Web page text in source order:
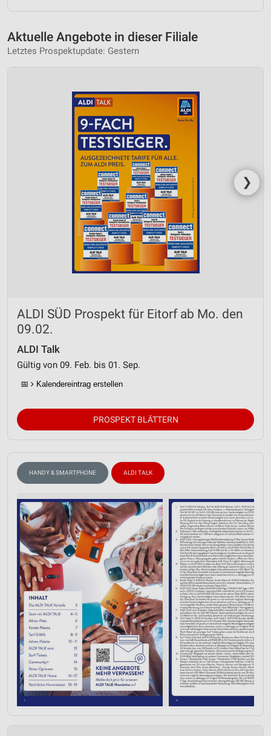
Aktuelle Angebote in dieser Filiale
Letztes Prospektupdate: Gestern
❯
ALDI SÜD Prospekt für Eitorf ab Mo. den
09.02.
ALDI Talk
Gültig von 09. Feb. bis 01. Sep.
📅 Kalendereintrag erstellen
PROSPEKT BLÄTTERN
HANDY & SMARTPHONE ALDI TALK